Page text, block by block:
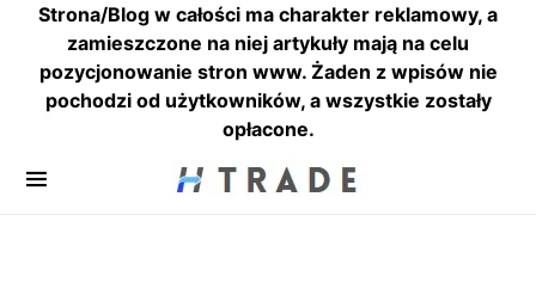
Strona/Blog w całości ma charakter reklamowy, a
zamieszczone na niej artykuły mają na celu
pozycjonowanie stron www. Żaden z wpisów nie
pochodzi od użytkowników, a wszystkie zostały
opłacone.